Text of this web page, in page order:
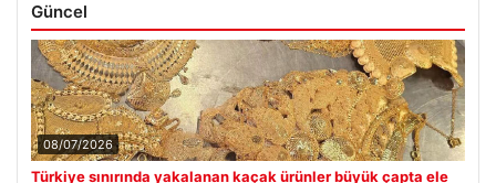
Güncel
08/07/2026
Türkiye sınırında yakalanan kaçak ürünler büyük çapta ele